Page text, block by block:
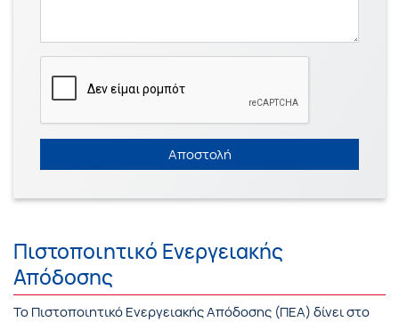
Αποστολή
Πιστοποιητικό Ενεργειακής
Απόδοσης
Το Πιστοποιητικό Ενεργειακής Απόδοσης (ΠΕΑ) δίνει στο